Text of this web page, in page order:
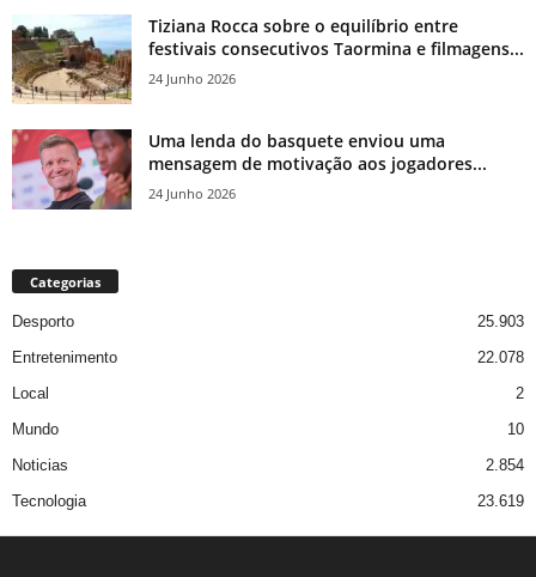
Tiziana Rocca sobre o equilíbrio entre
festivais consecutivos Taormina e filmagens...
24 Junho 2026
Uma lenda do basquete enviou uma
mensagem de motivação aos jogadores...
24 Junho 2026
Categorias
Desporto
25.903
Entretenimento
22.078
Local
2
Mundo
10
Noticias
2.854
Tecnologia
23.619